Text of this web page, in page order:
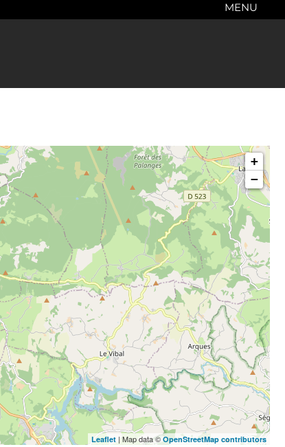
MENU
+
−
Leaflet | Map data ©OpenStreetMap contributors